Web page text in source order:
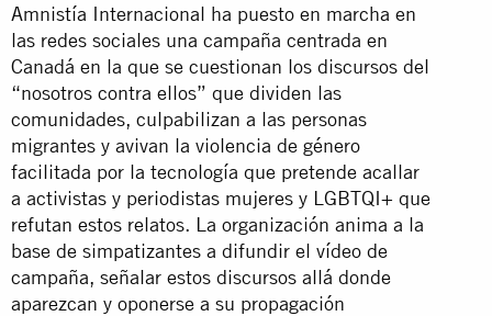
Amnistía Internacional ha puesto en marcha en
las redes sociales una campaña centrada en
Canadá en la que se cuestionan los discursos del
“nosotros contra ellos” que dividen las
comunidades, culpabilizan a las personas
migrantes y avivan la violencia de género
facilitada por la tecnología que pretende acallar
a activistas y periodistas mujeres y LGBTQI+ que
refutan estos relatos. La organización anima a la
base de simpatizantes a difundir el vídeo de
campaña, señalar estos discursos allá donde
aparezcan y oponerse a su propagación